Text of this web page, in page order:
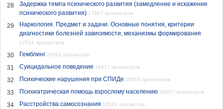
28
Задержка темпа психического развития (замедление и искажение
психического развития) 17917 просмотров
29
Наркология. Предмет и задачи. Основные понятия, критерии
диагностики болезней зависимости, механизмы формирования
17614 просмотров
30 Гемблинг 16922 просмотра
31 Суицидальное поведение 16917 просмотров
32 Психические нарушения при СПИДе 16855 просмотров
33 Психиатрическая помощь взрослому населению 16667 просмотров
34 Расстройства самосознания 16543 просмотра